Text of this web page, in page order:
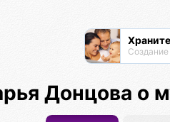
Донцова о